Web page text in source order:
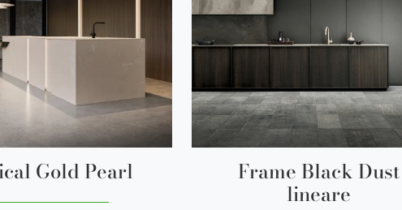
Gold Pearl Frame Black Dust
lineare